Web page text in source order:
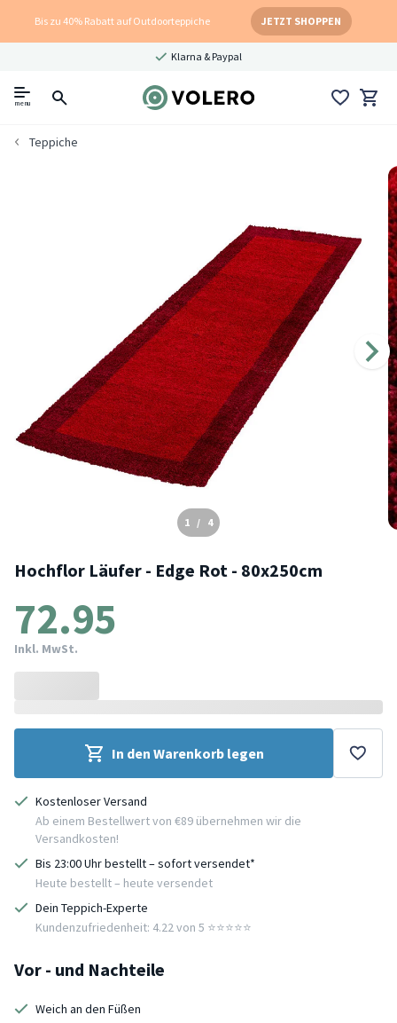
Bis zu 40% Rabatt auf Outdoorteppiche JETZT SHOPPEN
Klarna & Paypal
menu
Teppiche
1 / 4
Hochflor Läufer - Edge Rot - 80x250cm
72.95
Inkl. MwSt.
In den Warenkorb legen
Kostenloser Versand
Ab einem Bestellwert von €89 übernehmen wir die
Versandkosten!
Bis 23:00 Uhr bestellt – sofort versendet*
Heute bestellt – heute versendet
Dein Teppich-Experte
Kundenzufriedenheit: 4.22 von 5 ⭐️⭐️⭐️⭐️⭐️
Vor - und Nachteile
Weich an den Füßen